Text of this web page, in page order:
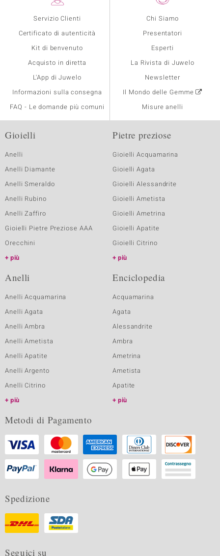
Servizio Clienti
Certificato di autenticità
Kit di benvenuto
Acquisto in diretta
L'App di Juwelo
Informazioni sulla consegna
FAQ - Le domande più comuni
Chi Siamo
Presentatori
Esperti
La Rivista di Juwelo
Newsletter
Il Mondo delle Gemme
Misure anelli
Gioielli
Anelli
Anelli Diamante
Anelli Smeraldo
Anelli Rubino
Anelli Zaffiro
Gioielli Pietre Preziose AAA
Orecchini
più
Pietre preziose
Gioielli Acquamarina
Gioielli Agata
Gioielli Alessandrite
Gioielli Ametista
Gioielli Ametrina
Gioielli Apatite
Gioielli Citrino
più
Anelli
Anelli Acquamarina
Anelli Agata
Anelli Ambra
Anelli Ametista
Anelli Apatite
Anelli Argento
Anelli Citrino
più
Enciclopedia
Acquamarina
Agata
Alessandrite
Ambra
Ametrina
Ametista
Apatite
più
Metodi di Pagamento
Spedizione
Seguici su